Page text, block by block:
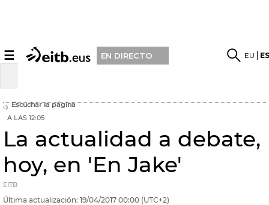
☰ EN DIRECTO EU
Escuchar la página
A LAS 12:05
La actualidad a debate,
hoy, en 'En Jake'
EITB
Última actualización: 19/04/2017 00:00 (UTC+2)